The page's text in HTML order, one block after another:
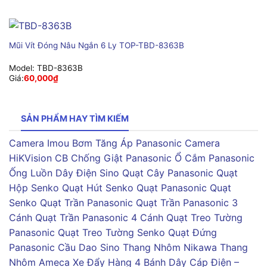
Mũi Vít Đóng Nâu Ngắn 6 Ly TOP-TBD-8363B
Model: TBD-8363B
Giá:60,000₫
SẢN PHẨM HAY TÌM KIẾM
Camera Imou Bơm Tăng Áp Panasonic Camera
HiKVision CB Chống Giật Panasonic Ổ Cắm Panasonic
Ống Luồn Dây Điện Sino Quạt Cây Panasonic Quạt
Hộp Senko Quạt Hút Senko Quạt Panasonic Quạt
Senko Quạt Trần Panasonic Quạt Trần Panasonic 3
Cánh Quạt Trần Panasonic 4 Cánh Quạt Treo Tường
Panasonic Quạt Treo Tường Senko Quạt Đứng
Panasonic Cầu Dao Sino Thang Nhôm Nikawa Thang
Nhôm Ameca Xe Đẩy Hàng 4 Bánh Dây Cáp Điện –